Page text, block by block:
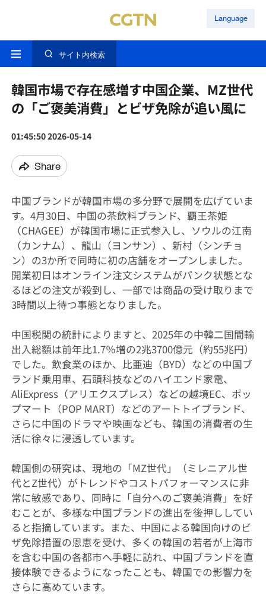
Language
サイト内検索
韓国市場で存在感増す中国企業、MZ世代
の「ご褒美消費」とビザ免除が追い風に
01:45:50 2026-05-14
Share
中国ブランドが韓国市場の多分野で展開を広げていま
す。4月30日、中国の茶飲料ブランド、覇王茶姫
（CHAGEE）が韓国市場に正式参入し、ソウルの江南
（カンナム）、龍山（ヨンサン）、新村（シンチョ
ン）の3か所で同時に初の店舗をオープンしました。
開業初日はオンライン注文システムがパンク状態とな
るほどの注文が殺到し、一部では商品の受け取りまで
3時間以上待つ事態となりました。
中国税関の統計によりますと、2025年の中韓二国間輸
出入総額は前年比1.7％増の2兆3700億元（約55兆円）
でした。飲食業のほか、比亜迪（BYD）などの中国ブ
ランド乗用車、石頭科技などのハイエンド家電、
AliExpress（アリエクスプレス）などの越境EC、ポッ
プマート（POP MART）などのアートトイブランド、
さらに中国のドラマや映画なども、韓国の消費者の生
活に徐々に浸透しています。
韓国側の研究は、現地の「MZ世代」（ミレニアル世
代とZ世代）がトレンドやコストパフォーマンスに非
常に敏感であり、同時に「自分へのご褒美消費」を好
むことが、多様な中国ブランドの進出を後押ししてい
ると指摘しています。また、中国による韓国向けのビ
ザ免除措置の恩恵を受け、多くの韓国の若者が上海市
を含む中国の各都市へ手軽に訪れ、中国ブランドを直
接体験できるようになったことも、韓国での影響力を
さらに高めています。